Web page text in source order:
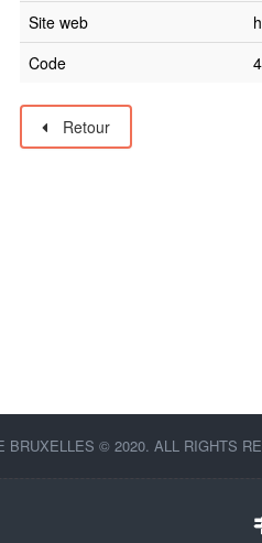
Site web
Code
Retour
BRUXELLES © 2020. ALL RIGHTS